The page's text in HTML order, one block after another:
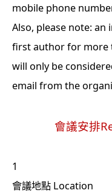
mobile phone
Also, please note: an
first author for more
will only be
email from the
會議安排
1
會議地點 Location